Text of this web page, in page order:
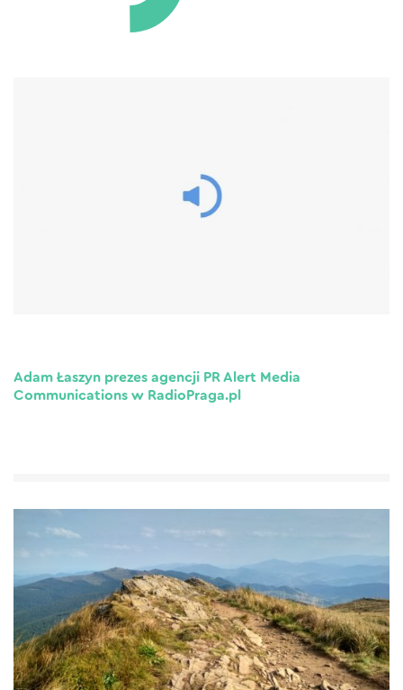
Adam Łaszyn prezes agencji PR Alert Media
Communications w RadioPraga.pl